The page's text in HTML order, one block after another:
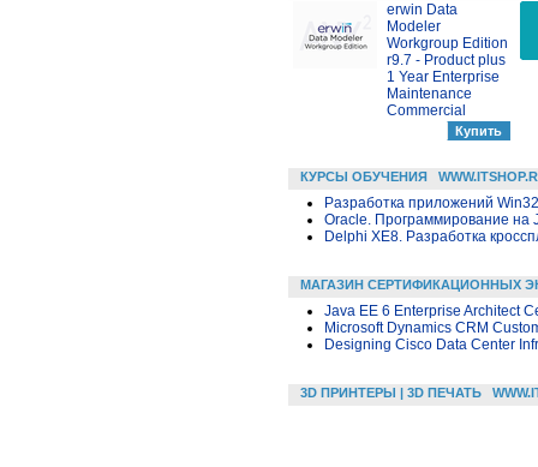
erwin Data
Modeler
Workgroup Edition
r9.7 - Product plus
1 Year Enterprise
Maintenance
Commercial
КУРСЫ ОБУЧЕНИЯ
Разработка приложений
Oracle. Программирование на
Delphi XE8. Разработка
МАГАЗИН СЕРТИФИКАЦИОННЫХ
Java EE 6 Enterprise Architect
Microsoft Dynamics CRM
Designing Cisco Data Center
3D ПРИНТЕРЫ | 3D ПЕЧАТЬ